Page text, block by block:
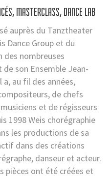
MASTERCLASS, DANCE LAB
auprès du Tanztheater
Dance Group et du
des nombreuses
son Ensemble Jean-
a, au fil des années,
de chefs
et de régisseurs
1998 Weis chorégraphie
les productions de sa
dans des créations
danseur et acteur.
pièces ont été créées et